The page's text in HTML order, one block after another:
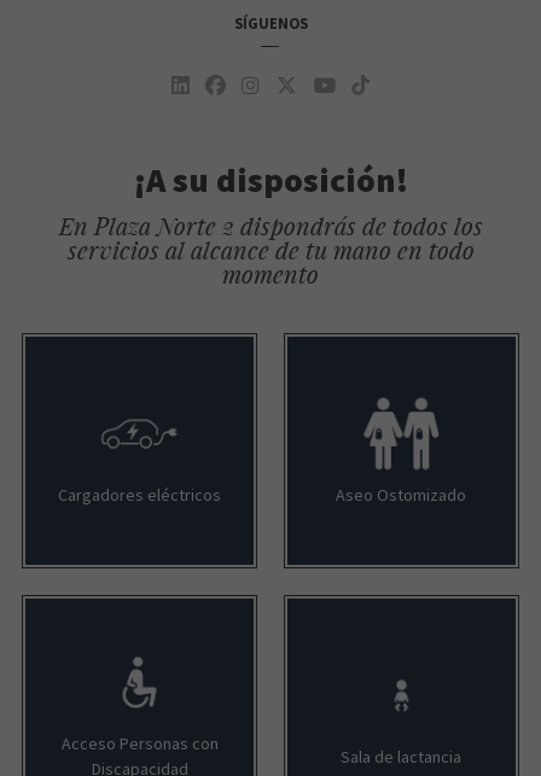
SÍGUENOS
¡A su disposición!
En Plaza Norte 2 dispondrás de todos los
servicios al alcance de tu mano en todo
momento
Cargadores eléctricos Aseo Ostomizado
Acceso Personas con
Discapacidad
Sala de lactancia